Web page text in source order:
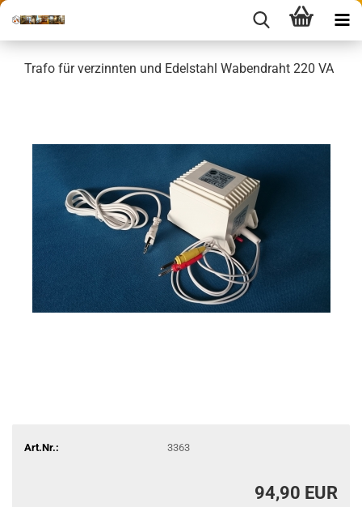
Trafo für verzinnten und Edelstahl Wabendraht 220 VA
Art.Nr.: 3363
94,90 EUR